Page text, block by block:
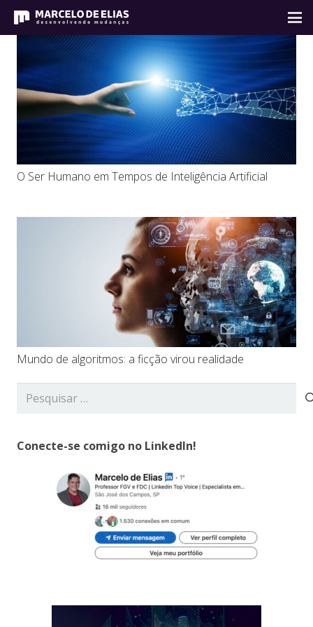
O Ser Humano em Tempos de Inteligência Artificial
Mundo de algoritmos: a ficção virou realidade
Pesquisar
Conecte-se comigo no LinkedIn!